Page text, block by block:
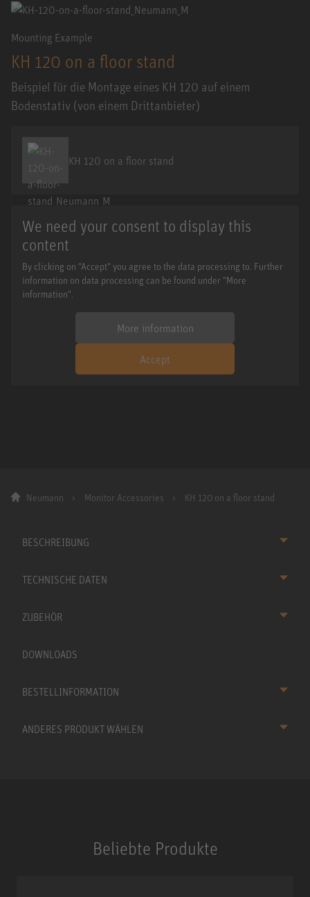
Mounting Example
KH 120 on a floor stand
Beispiel für die Montage eines KH 120 auf einem
Bodenstativ (von einem Drittanbieter)
KH 120 on a floor stand
We need your consent to display this
content
By clicking on "Accept" you agree to the data processing to. Further
information on data processing can be found under "More
information".
More information
Accept
Neumann Monitor Accessories KH 120 on a floor stand
BESCHREIBUNG
TECHNISCHE DATEN
ZUBEHÖR
DOWNLOADS
BESTELLINFORMATION
ANDERES PRODUKT WÄHLEN
Beliebte Produkte